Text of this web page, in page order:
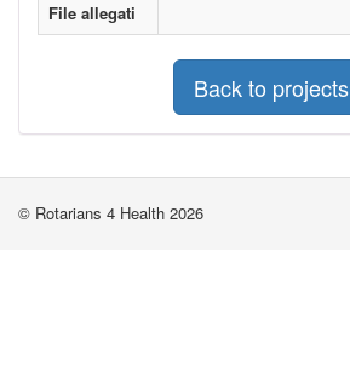
File allegati
Back to projects
© Rotarians 4 Health 2026